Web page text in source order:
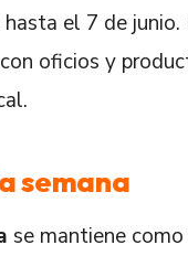
el 7 de
oficios y
semana
se mantiene